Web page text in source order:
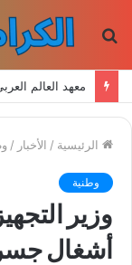
الرئيسية / الأخبار /
وطنية
وزير
أشغال